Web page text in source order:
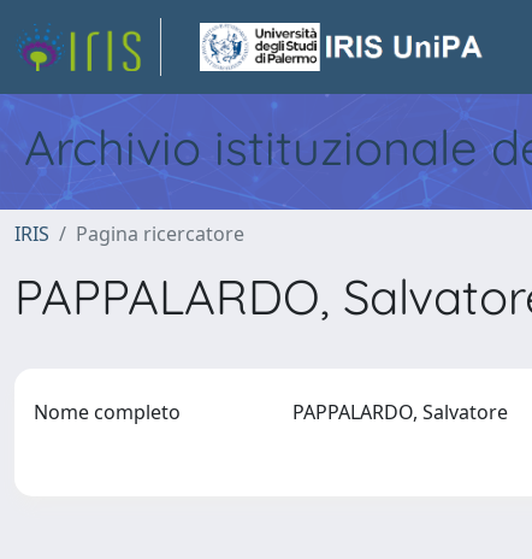
Archivio istituzionale
IRIS Pagina ricercatore
PAPPALARDO,
Nome completo PAPPALARDO, Salvatore